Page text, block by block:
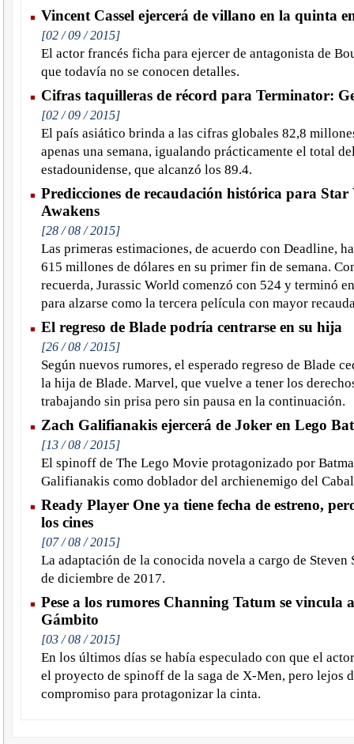
Vincent Cassel ejercerá de villano en la quinta
[02 / 09 / 2015]
El actor francés ficha para ejercer de antagonista de
que todavía no se conocen detalles.
Cifras taquilleras de récord para Terminator:
[02 / 09 / 2015]
El país asiático brinda a las cifras globales 82,8
apenas una semana, igualando prácticamente el total
estadounidense, que alcanzó los 89.4.
Predicciones de recaudación histórica para Star
Awakens
[28 / 08 / 2015]
Las primeras estimaciones, de acuerdo con Deadline,
615 millones de dólares en su primer fin de semana.
recuerda, Jurassic World comenzó con 524 y terminó
para alzarse como la tercera película con mayor
El regreso de Blade podría centrarse en su hija
[26 / 08 / 2015]
Según nuevos rumores, el esperado regreso de Blade
la hija de Blade. Marvel, que vuelve a tener los
trabajando sin prisa pero sin pausa en la continuación.
Zach Galifianakis ejercerá de Joker en Lego
[13 / 08 / 2015]
El spinoff de The Lego Movie protagonizado por
Galifianakis como doblador del archienemigo del
Ready Player One ya tiene fecha de estreno,
los cines
[07 / 08 / 2015]
La adaptación de la conocida novela a cargo de
de diciembre de 2017.
Pese a los rumores Channing Tatum se vincula
Gámbito
[03 / 08 / 2015]
En los últimos días se había especulado con que el
el proyecto de spinoff de la saga de X-Men, pero lejos
compromiso para protagonizar la cinta.